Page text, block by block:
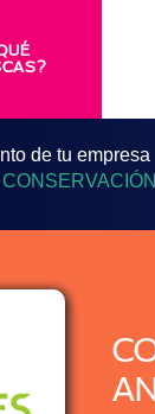
de tu empresa